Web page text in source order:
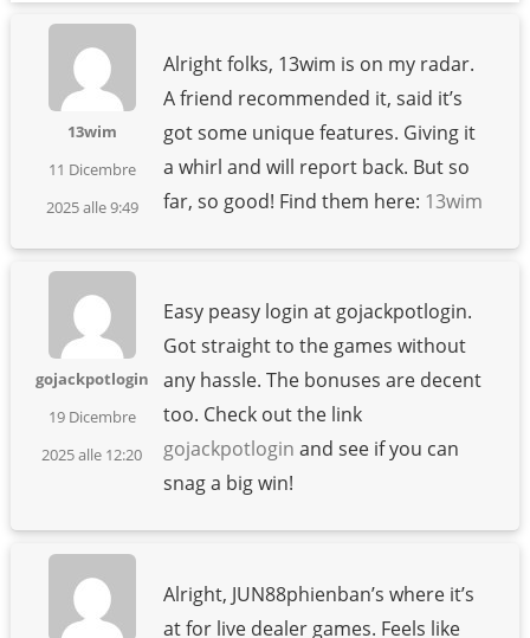
13wim
11 Dicembre
2025 alle 9:49
Alright folks, 13wim is on my radar.
A friend recommended it, said it’s
got some unique features. Giving it
a whirl and will report back. But so
far, so good! Find them here: 13wim
gojackpotlogin
19 Dicembre
2025 alle 12:20
Easy peasy login at gojackpotlogin.
Got straight to the games without
any hassle. The bonuses are decent
too. Check out the link
gojackpotlogin and see if you can
snag a big win!
Alright, JUN88phienban’s where it’s
at for live dealer games. Feels like